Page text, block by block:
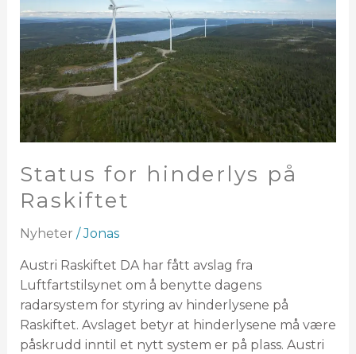
Status for hinderlys på
Raskiftet
Nyheter /Jonas
Austri Raskiftet DA har fått avslag fra
Luftfartstilsynet om å benytte dagens
radarsystem for styring av hinderlysene på
Raskiftet. Avslaget betyr at hinderlysene må være
påskrudd inntil et nytt system er på plass. Austri